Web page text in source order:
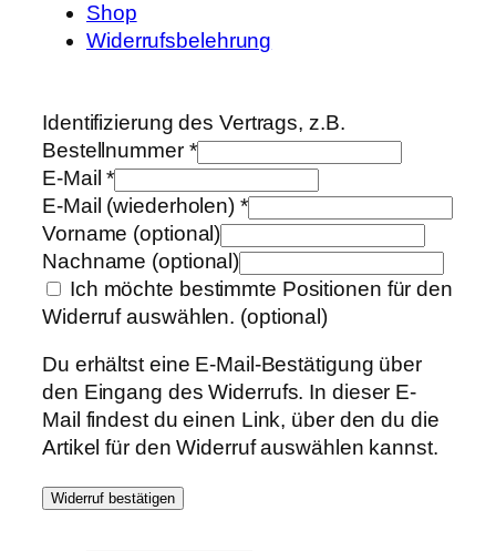
Shop
Widerrufsbelehrung
Identifizierung des Vertrags, z.B.
Bestellnummer *
E-Mail*
E-Mail (wiederholen) *
Vorname (optional)
Nachname (optional)
Ich möchte bestimmte Positionen für den
Widerruf auswählen. (optional)
Du erhältst eine E-Mail-Bestätigung über
den Eingang des Widerrufs. In dieser E-
Mail findest du einen Link, über den du die
Artikel für den Widerruf auswählen kannst.
Widerruf bestätigen